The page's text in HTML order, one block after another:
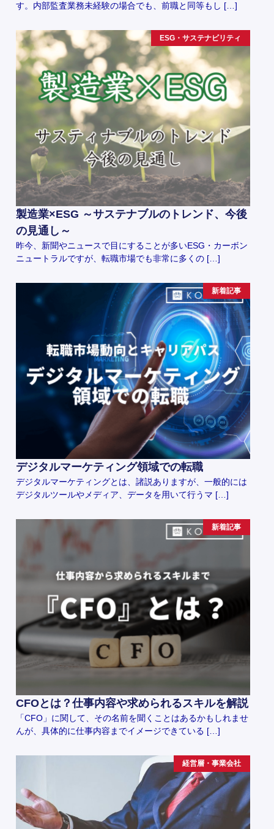
す。内部監査業務未経験の場合でも、前職と同等もし […]
ESG・サステナビリティ
製造業×ESG ～サステナブルのトレンド、今後
の見通し～
昨今、新聞やニュースで目にすることが多いESG・カーボン
ニュートラルですが、転職市場でも非常に多くの […]
新着記事
デジタルマーケティング領域での転職
デジタルマーケティングとは、諸説ありますが、一般的には
デジタルツールやメディア、データを用いて行うマ […]
新着記事
CFOとは？仕事内容や求められるスキルを解説
「CFO」に関して、その名前を聞くことはあるかもしれませ
んが、具体的に仕事内容までイメージできている […]
経営層・事業会社